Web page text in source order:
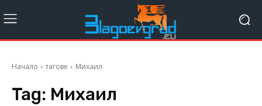
Начало тагове Михаил
Tag: Михаил